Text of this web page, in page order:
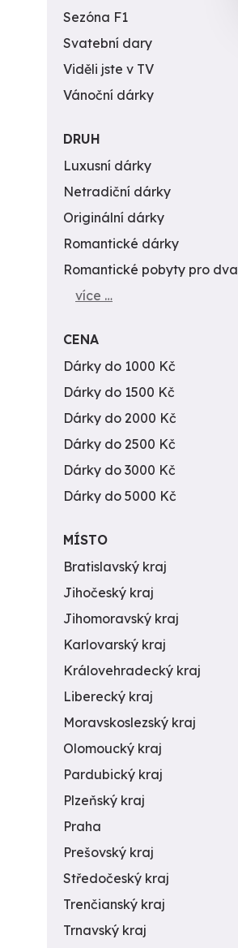
Sezóna F1
Svatební dary
Viděli jste v TV
Vánoční dárky
DRUH
Luxusní dárky
Netradiční dárky
Originální dárky
Romantické dárky
Romantické pobyty pro dva
více …
CENA
Dárky do 1000 Kč
Dárky do 1500 Kč
Dárky do 2000 Kč
Dárky do 2500 Kč
Dárky do 3000 Kč
Dárky do 5000 Kč
MÍSTO
Bratislavský kraj
Jihočeský kraj
Jihomoravský kraj
Karlovarský kraj
Královehradecký kraj
Liberecký kraj
Moravskoslezský kraj
Olomoucký kraj
Pardubický kraj
Plzeňský kraj
Praha
Prešovský kraj
Středočeský kraj
Trenčianský kraj
Trnavský kraj